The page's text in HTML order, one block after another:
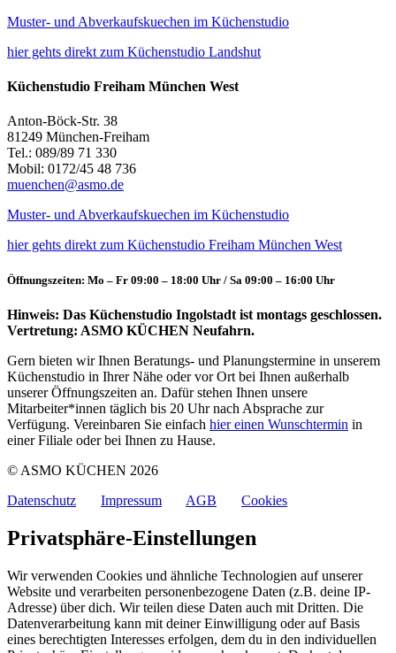
Muster- und Abverkaufskuechen im Küchenstudio
hier gehts direkt zum Küchenstudio Landshut
Küchenstudio Freiham München West
Anton-Böck-Str. 38
81249 München-Freiham
Tel.: 089/89 71 330
Mobil: 0172/45 48 736
muenchen@asmo.de
Muster- und Abverkaufskuechen im Küchenstudio
hier gehts direkt zum Küchenstudio Freiham München West
Öffnungszeiten: Mo – Fr 09:00 – 18:00 Uhr / Sa 09:00 – 16:00 Uhr
Hinweis: Das Küchenstudio Ingolstadt ist montags geschlossen.
Vertretung: ASMO KÜCHEN Neufahrn.
Gern bieten wir Ihnen Beratungs- und Planungstermine in unserem
Küchenstudio in Ihrer Nähe oder vor Ort bei Ihnen außerhalb
unserer Öffnungszeiten an. Dafür stehen Ihnen unsere
Mitarbeiter*innen täglich bis 20 Uhr nach Absprache zur
Verfügung. Vereinbaren Sie einfach hier einen Wunschtermin in
einer Filiale oder bei Ihnen zu Hause.
© ASMO KÜCHEN 2026
Datenschutz
Impressum AGB Cookies
Privatsphäre-Einstellungen
Wir verwenden Cookies und ähnliche Technologien auf unserer
Website und verarbeiten personenbezogene Daten (z.B. deine IP-
Adresse) über dich. Wir teilen diese Daten auch mit Dritten. Die
Datenverarbeitung kann mit deiner Einwilligung oder auf Basis
eines berechtigten Interesses erfolgen, dem du in den individuellen